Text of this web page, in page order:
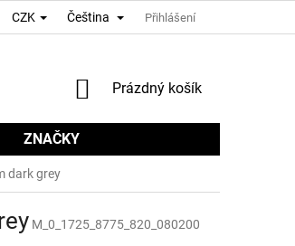
CZK Čeština Přihlášení
NÁKUPNÍ
Prázdný košík
ZNAČKY
dark grey
M_0_1725_8775_820_080200